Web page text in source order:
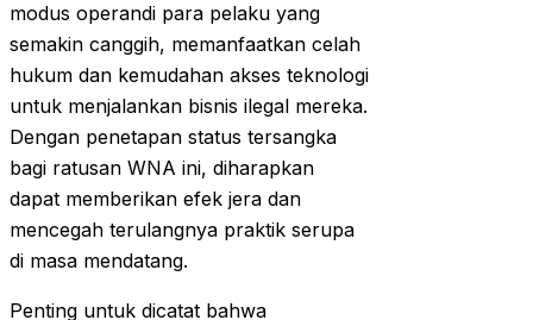
modus operandi para pelaku yang
semakin canggih, memanfaatkan celah
hukum dan kemudahan akses teknologi
untuk menjalankan bisnis ilegal mereka.
Dengan penetapan status tersangka
bagi ratusan WNA ini, diharapkan
dapat memberikan efek jera dan
mencegah terulangnya praktik serupa
di masa mendatang.
Penting untuk dicatat bahwa